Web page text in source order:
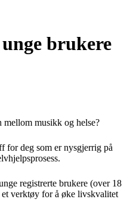
brukere
mellom musikk og helse?
for deg som er nysgjerrig på
registrerte brukere (over 18
et verktøy for å øke livskvalitet